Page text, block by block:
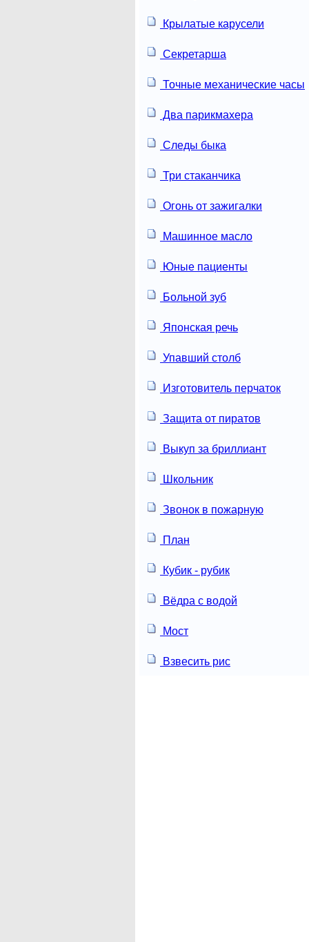
Крылатые карусели
Секретарша
Точные механические часы
Два парикмахера
Следы быка
Три стаканчика
Огонь от зажигалки
Машинное масло
Юные пациенты
Больной зуб
Японская речь
Упавший столб
Изготовитель перчаток
Защита от пиратов
Выкуп за бриллиант
Школьник
Звонок в пожарную
План
Кубик - рубик
Вёдра с водой
Мост
Взвесить рис